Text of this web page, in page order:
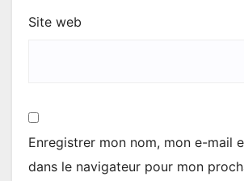
Site web
Enregistrer mon nom, mon e-mail
dans le navigateur pour mon